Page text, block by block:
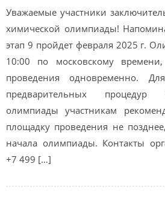
Уважаемые участники
химической олимпиады!
этап 9 пройдет февраля 2025 г.
10:00 по московскому
проведения одновременно.
предварительных процедур
олимпиады участникам
площадку проведения не
начала олимпиады. Контакты
+7 499 […]